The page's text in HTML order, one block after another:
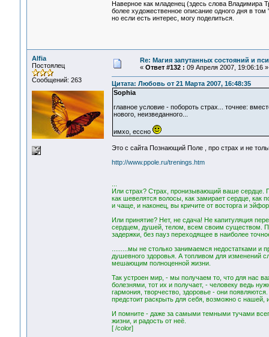
Наверное как младенец (здесь слова Владимира
более художественное описание одного дня в
но если есть интерес, могу поделиться.
Alfia
Постоялец
Сообщений: 263
Re: Магия запутанных состояний и
« Ответ #132 : 09 Апреля 2007, 19:06:16 »
Цитата: Любовь от 21 Марта 2007, 16:48:35
Sophia
главное условие - побороть страх... точнее:
нового, неизведанного...
имхо, ессно
Это с сайта Познающий Поле , про страх и не
http://www.ppole.ru/trenings.htm
Или страх? Страх, пронизывающий ваше
как шевелятся волосы, как замирает сердце, как
и чаще, и наконец, вы кричите от восторга и
Или принятие? Нет, не сдача! Не капитуляция
сердцем, душей, телом, всем своим существом.
задержки, без пауз переходящее в наиболее
.........мы не столько занимаемся недостатками и
душевного здоровья. А топливом для изменений
мешающим полноценной жизни.
Так устроен мир, - мы получаем то, что для нас
болезнями, тот их и получает, - человеку ведь
гармония, творчество, здоровье - они
предстоит раскрыть для себя, возможно с
И помните - даже за самыми темными тучами
жизни, и радость от неё.
[ /color]